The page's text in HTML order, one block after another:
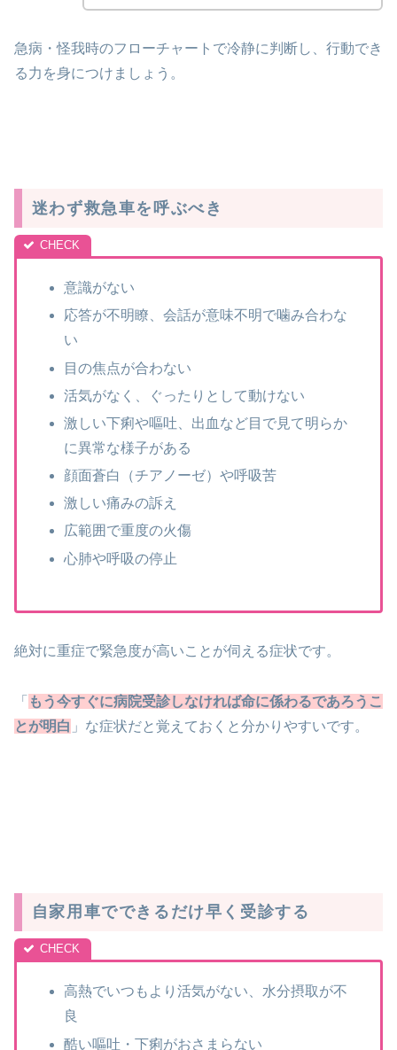
急病・怪我時のフローチャートで冷静に判断し、行動でき
る力を身につけましょう。
迷わず救急車を呼ぶべき
意識がない
応答が不明瞭、会話が意味不明で噛み合わな
い
目の焦点が合わない
活気がなく、ぐったりとして動けない
激しい下痢や嘔吐、出血など目で見て明らか
に異常な様子がある
顔面蒼白（チアノーゼ）や呼吸苦
激しい痛みの訴え
広範囲で重度の火傷
心肺や呼吸の停止
絶対に重症で緊急度が高いことが伺える症状です。
「 もう今すぐに病院受診しなければ命に係わるであろうこ
とが明白 」な症状だと覚えておくと分かりやすいです。
自家用車でできるだけ早く受診する
高熱でいつもより活気がない、水分摂取が不
良
酷い嘔吐・下痢がおさまらない